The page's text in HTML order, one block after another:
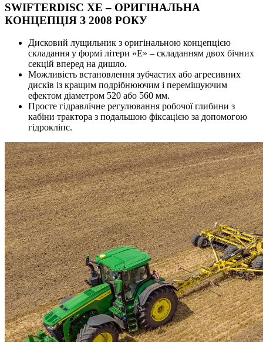
SWIFTERDISC XE – ОРИГІНАЛЬНА
КОНЦЕПЦІЯ З 2008 РОКУ
Дисковий лущильник з оригінальною концепцією
складання у формі літери «E» – складанням двох бічних
секцій вперед на дишло.
Можливість встановлення зубчастих або агресивних
дисків із кращим подрібнюючим і перемішуючим
ефектом діаметром 520 або 560 мм.
Просте гідравлічне регулювання робочої глибини з
кабіни трактора з подальшою фіксацією за допомогою
гідрокліпс.